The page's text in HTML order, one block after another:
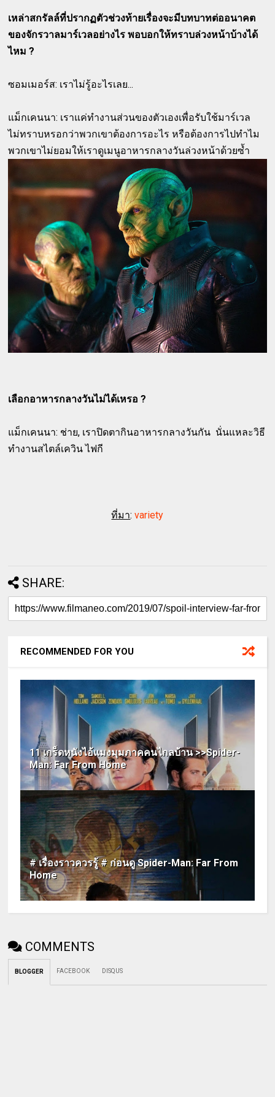
เหล่าสกรัลล์ที่ปรากฏตัวช่วงท้ายเรื่องจะมีบทบาทต่ออนาคต
ของจักรวาลมาร์เวลอย่างไร พอบอกให้ทราบล่วงหน้าบ้างได้
ไหม ?
ซอมเมอร์ส: เราไม่รู้อะไรเลย...
แม็กเคนนา: เราแค่ทำงานส่วนของตัวเองเพื่อรับใช้มาร์เวล
ไม่ทราบหรอกว่าพวกเขาต้องการอะไร หรือต้องการไปทำไม
พวกเขาไม่ยอมให้เราดูเมนูอาหารกลางวันล่วงหน้าด้วยซ้ำ
เลือกอาหารกลางวันไม่ได้เหรอ ?
แม็กเคนนา: ช่าย, เราปิดตากินอาหารกลางวันกัน นั่นแหละวิธี
ทำงานสไตล์เควิน ไฟกี
ที่มา:variety
SHARE:
RECOMMENDED FOR YOU
11 เกร็ดหนังไอ้แมงมุมภาคคนไกลบ้าน >>Spider-
Man: Far From Home
# เรื่องราวควรรู้ # ก่อนดู Spider-Man: Far From
Home
COMMENTS
BLOGGER FACEBOOK DISQUS